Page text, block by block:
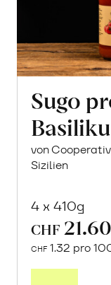
Sugo
von
Sizilien
4 x 410g
CHF 21.60
CHF 1.32 pro